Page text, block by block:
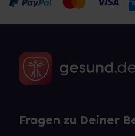
Fragen zu Deiner